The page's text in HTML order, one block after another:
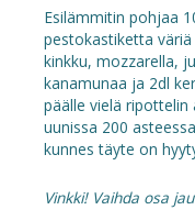
Esilämmitin pohjaa
pestokastiketta
kinkku, mozzarella,
kanamunaa ja 2dl
päälle vielä ripottelin
uunissa 200
kunnes täyte on
Vinkki! Vaihda osa